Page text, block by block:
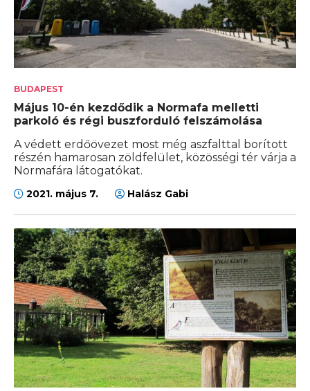
BUDAPEST
Május 10-én kezdődik a Normafa melletti
parkoló és régi buszforduló felszámolása
A védett erdőövezet most még aszfalttal borított
részén hamarosan zöldfelület, közösségi tér várja a
Normafára látogatókat.
2021. május 7. Halász Gabi